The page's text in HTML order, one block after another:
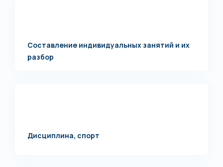
Составление индивидуальных занятий и их
разбор
Дисциплина, спорт